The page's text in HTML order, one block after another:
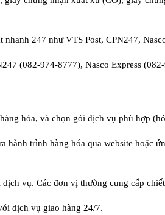
247 như VTS Post, CPN247,
(082-974-8777), Nasco Express
hóa, và chọn gói dịch vụ phù hợp
hành trình hàng hóa qua website hoặc
vụ. Các đơn vị thường cung cấp
dịch vụ giao hàng 24/7.